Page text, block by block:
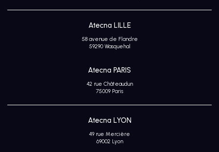
Atecna LILLE
58 avenue de Flandre
59290 Wasquehal
Atecna PARIS
42 rue Châteaudun
75009 Paris
Atecna LYON
49 rue Mercière
69002 Lyon